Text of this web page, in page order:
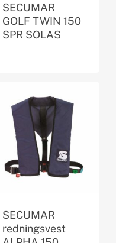
SECUMAR
GOLF TWIN 150
SPR SOLAS
SECUMAR
redningsvest